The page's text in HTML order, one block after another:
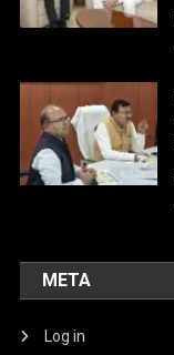
META
Log in